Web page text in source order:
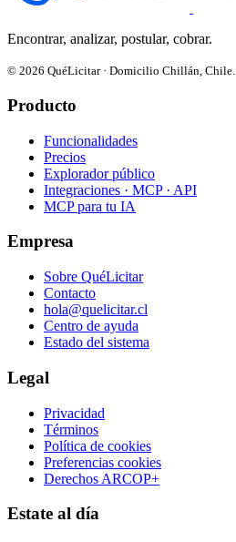
Encontrar, analizar, postular, cobrar.
© 2026 QuéLicitar · Domicilio Chillán, Chile.
Producto
Funcionalidades
Precios
Explorador público
Integraciones · MCP · API
MCP para tu IA
Empresa
Sobre QuéLicitar
Contacto
hola@quelicitar.cl
Centro de ayuda
Estado del sistema
Legal
Privacidad
Términos
Política de cookies
Preferencias cookies
Derechos ARCOP+
Estate al día